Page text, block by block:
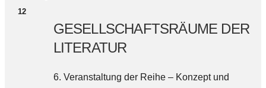
12
GESELLSCHAFTSRÄUME DER
LITERATUR
6. Veranstaltung der Reihe – Konzept und